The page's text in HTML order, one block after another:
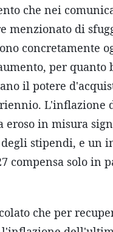
che nei
menzionato di
concretamente
per quanto
il potere
L'inflazione
eroso in misura
stipendi, e un
compensa solo in
che per